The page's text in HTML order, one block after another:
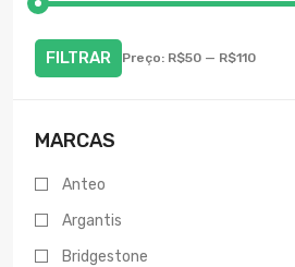
Preço
Preço
FILTRAR Preço: R$50 — R$110
MARCAS
Anteo
Argantis
Bridgestone